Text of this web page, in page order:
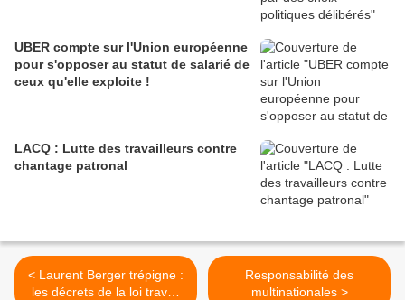
UBER compte sur l'Union européenne
pour s'opposer au statut de salarié de
ceux qu'elle exploite !
LACQ : Lutte des travailleurs contre
chantage patronal
< Laurent Berger trépigne :
les décrets de la loi travail
Responsabilité des
multinationales >